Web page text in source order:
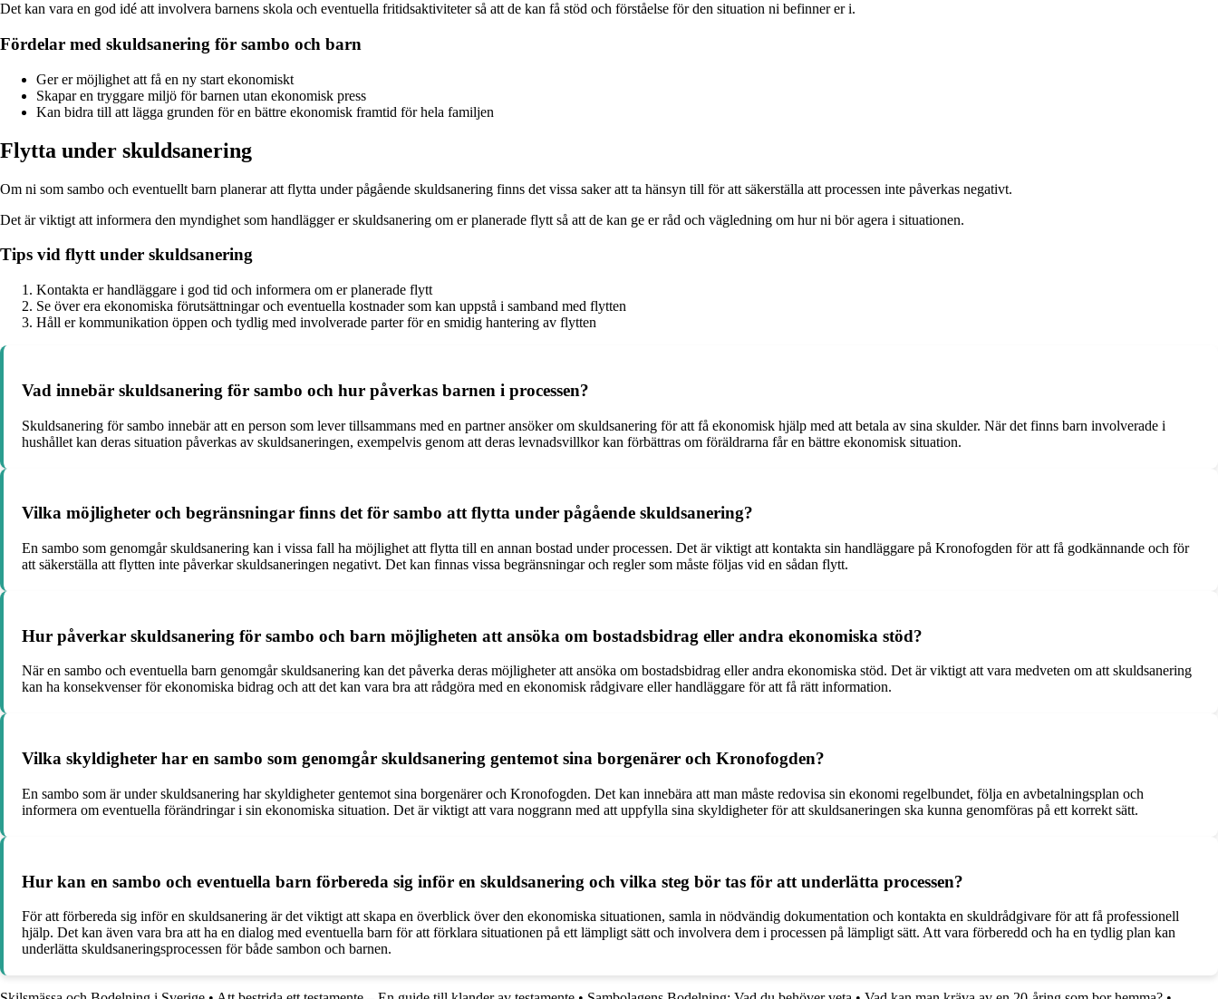
Det kan vara en god idé att involvera barnens skola och eventuella fritidsaktiviteter så att de kan få stöd och förståelse för den situation ni befinner er i.
Fördelar med skuldsanering för sambo och barn
Ger er möjlighet att få en ny start ekonomiskt
Skapar en tryggare miljö för barnen utan ekonomisk press
Kan bidra till att lägga grunden för en bättre ekonomisk framtid för hela familjen
Flytta under skuldsanering
Om ni som sambo och eventuellt barn planerar att flytta under pågående skuldsanering finns det vissa saker att ta hänsyn till för att säkerställa att processen inte påverkas negativt.
Det är viktigt att informera den myndighet som handlägger er skuldsanering om er planerade flytt så att de kan ge er råd och vägledning om hur ni bör agera i situationen.
Tips vid flytt under skuldsanering
Kontakta er handläggare i god tid och informera om er planerade flytt
Se över era ekonomiska förutsättningar och eventuella kostnader som kan uppstå i samband med flytten
Håll er kommunikation öppen och tydlig med involverade parter för en smidig hantering av flytten
Vad innebär skuldsanering för sambo och hur påverkas barnen i processen?
Skuldsanering för sambo innebär att en person som lever tillsammans med en partner ansöker om skuldsanering för att få ekonomisk hjälp med att betala av sina skulder. När det finns barn involverade i
hushållet kan deras situation påverkas av skuldsaneringen, exempelvis genom att deras levnadsvillkor kan förbättras om föräldrarna får en bättre ekonomisk situation.
Vilka möjligheter och begränsningar finns det för sambo att flytta under pågående skuldsanering?
En sambo som genomgår skuldsanering kan i vissa fall ha möjlighet att flytta till en annan bostad under processen. Det är viktigt att kontakta sin handläggare på Kronofogden för att få godkännande och för
att säkerställa att flytten inte påverkar skuldsaneringen negativt. Det kan finnas vissa begränsningar och regler som måste följas vid en sådan flytt.
Hur påverkar skuldsanering för sambo och barn möjligheten att ansöka om bostadsbidrag eller andra ekonomiska stöd?
När en sambo och eventuella barn genomgår skuldsanering kan det påverka deras möjligheter att ansöka om bostadsbidrag eller andra ekonomiska stöd. Det är viktigt att vara medveten om att skuldsanering
kan ha konsekvenser för ekonomiska bidrag och att det kan vara bra att rådgöra med en ekonomisk rådgivare eller handläggare för att få rätt information.
Vilka skyldigheter har en sambo som genomgår skuldsanering gentemot sina borgenärer och Kronofogden?
En sambo som är under skuldsanering har skyldigheter gentemot sina borgenärer och Kronofogden. Det kan innebära att man måste redovisa sin ekonomi regelbundet, följa en avbetalningsplan och
informera om eventuella förändringar i sin ekonomiska situation. Det är viktigt att vara noggrann med att uppfylla sina skyldigheter för att skuldsaneringen ska kunna genomföras på ett korrekt sätt.
Hur kan en sambo och eventuella barn förbereda sig inför en skuldsanering och vilka steg bör tas för att underlätta processen?
För att förbereda sig inför en skuldsanering är det viktigt att skapa en överblick över den ekonomiska situationen, samla in nödvändig dokumentation och kontakta en skuldrådgivare för att få professionell
hjälp. Det kan även vara bra att ha en dialog med eventuella barn för att förklara situationen på ett lämpligt sätt och involvera dem i processen på lämpligt sätt. Att vara förberedd och ha en tydlig plan kan
underlätta skuldsaneringsprocessen för både sambon och barnen.